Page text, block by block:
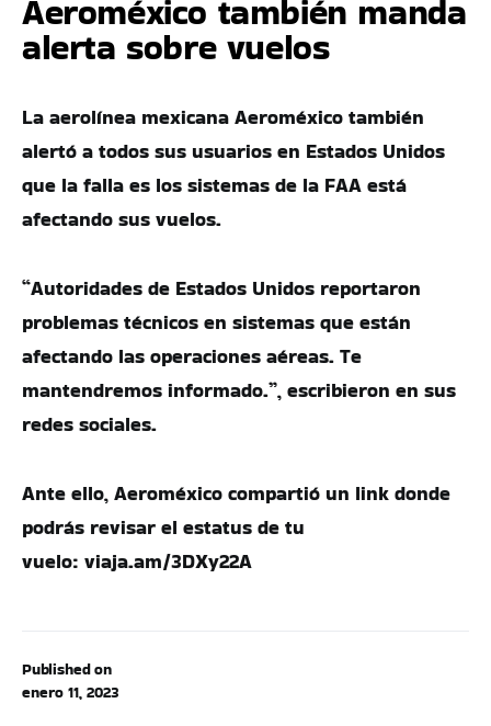
Published on
enero 11, 2023
Aeroméxico también manda
alerta sobre vuelos
La aerolínea mexicana Aeroméxico también
alertó a todos sus usuarios en Estados Unidos
que la falla es los sistemas de la FAA está
afectando sus vuelos.
“Autoridades de Estados Unidos reportaron
problemas técnicos en sistemas que están
afectando las operaciones aéreas. Te
mantendremos informado.”, escribieron en sus
redes sociales.
Ante ello, Aeroméxico compartió un link donde
podrás revisar el estatus de tu
vuelo: viaja.am/3DXy22A